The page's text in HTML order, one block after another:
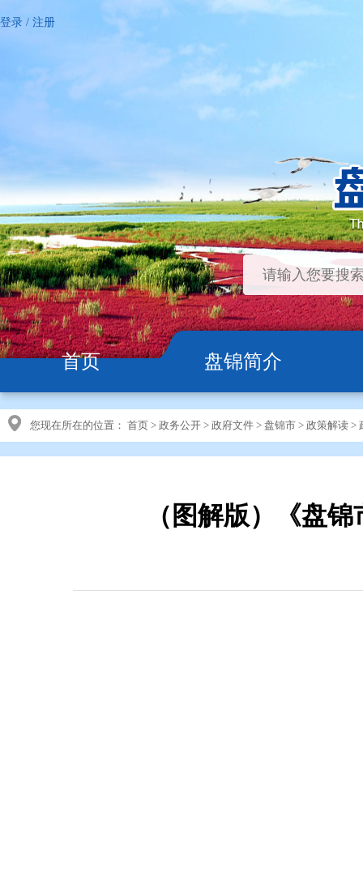
登录 / 注册
首页 盘锦简介
您现在所在的位置： 首页 > 政务公开 > 政府文件 > 盘锦市 > 政策解读 >
（图解版）《盘